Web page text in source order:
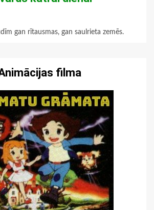
gan rītausmas, gan saulrieta zemēs.
filma